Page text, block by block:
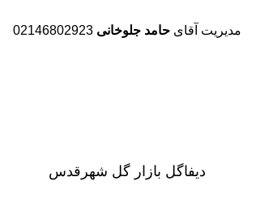
مدیریت آقای حامد جلوخانی
دیفاگل بازار گل شهرقدس